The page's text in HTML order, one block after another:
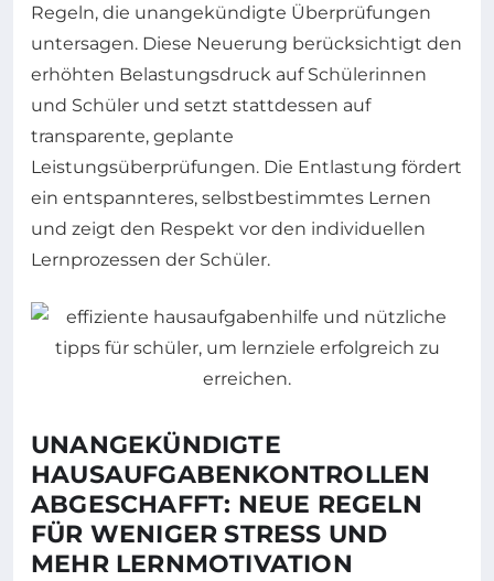
Regeln, die unangekündigte Überprüfungen
untersagen. Diese Neuerung berücksichtigt den
erhöhten Belastungsdruck auf Schülerinnen
und Schüler und setzt stattdessen auf
transparente, geplante
Leistungsüberprüfungen. Die Entlastung fördert
ein entspannteres, selbstbestimmtes Lernen
und zeigt den Respekt vor den individuellen
Lernprozessen der Schüler.
UNANGEKÜNDIGTE
HAUSAUFGABENKONTROLLEN
ABGESCHAFFT: NEUE REGELN
FÜR WENIGER STRESS UND
MEHR LERNMOTIVATION